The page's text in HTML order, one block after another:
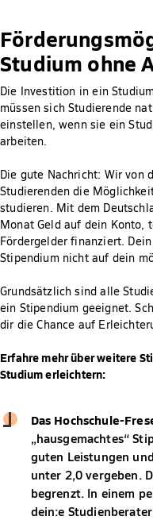
Studium ohne
Die Investition in ein
müssen sich Studierende
einstellen, wenn sie ein
arbeiten.
Die gute Nachricht: Wir von
Studierenden die
studieren. Mit dem
Monat Geld auf dein Konto,
Fördergelder finanziert.
Stipendium nicht auf dein
Grundsätzlich sind alle
ein Stipendium geeignet.
dir die Chance auf
Erfahre mehr über weitere
Studium erleichtern:
Das Hochschule-
„hausgemachtes“
guten Leistungen
unter 2,0 vergeben.
begrenzt. In einem
dein:e